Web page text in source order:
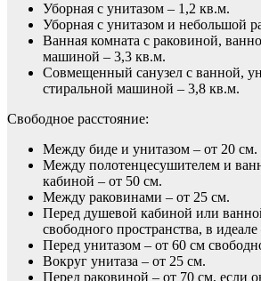
Уборная с унитазом – 1,2 кв.м.
Уборная с унитазом и небольшой
Ванная комната с раковиной,
машиной – 3,3 кв.м.
Совмещенный санузел с ванной,
стиральной машиной – 3,8 кв.м.
Свободное расстояние:
Между биде и унитазом – от 20 см.
Между полотенцесушителем и
кабиной – от 50 см.
Между раковинами – от 25 см.
Перед душевой кабиной или
свободного пространства, в
Перед унитазом – от 60 см
Вокруг унитаза – от 25 см.
Перед раковиной – от 70 см, если